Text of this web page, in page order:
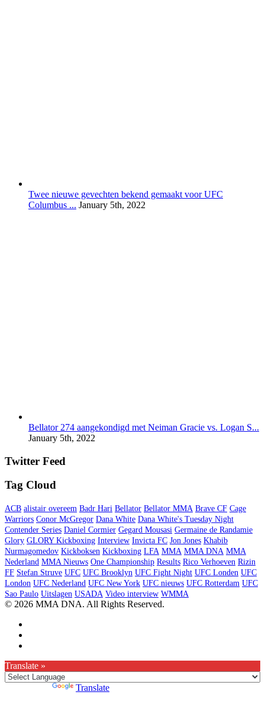
Twee nieuwe gevechten bekend gemaakt voor UFC
Columbus ... January 5th, 2022
Bellator 274 aangekondigd met Neiman Gracie vs. Logan S...
January 5th, 2022
Twitter Feed
Tag Cloud
ACB alistair overeem Badr Hari Bellator Bellator MMA Brave CF Cage
Warriors Conor McGregor Dana White Dana White's Tuesday Night
Contender Series Daniel Cormier Gegard Mousasi Germaine de Randamie
Glory GLORY Kickboxing Interview Invicta FC Jon Jones Khabib
Nurmagomedov Kickboksen Kickboxing LFA MMA MMA DNA MMA
Nederland MMA Nieuws One Championship Results Rico Verhoeven Rizin
FF Stefan Struve UFC UFC Brooklyn UFC Fight Night UFC Londen UFC
London UFC Nederland UFC New York UFC nieuws UFC Rotterdam UFC
Sao Paulo Uitslagen USADA Video interview WMMA
© 2026 MMA DNA. All Rights Reserved.
Translate »
Translate